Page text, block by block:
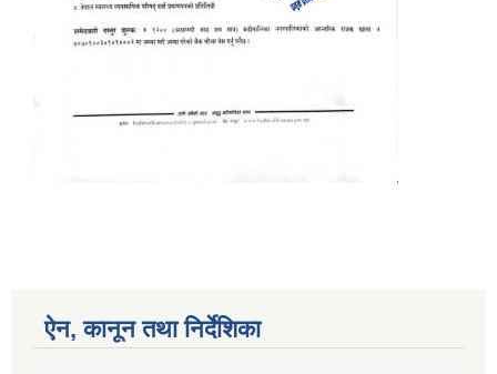
ऐन, कानून तथा निर्देशिका